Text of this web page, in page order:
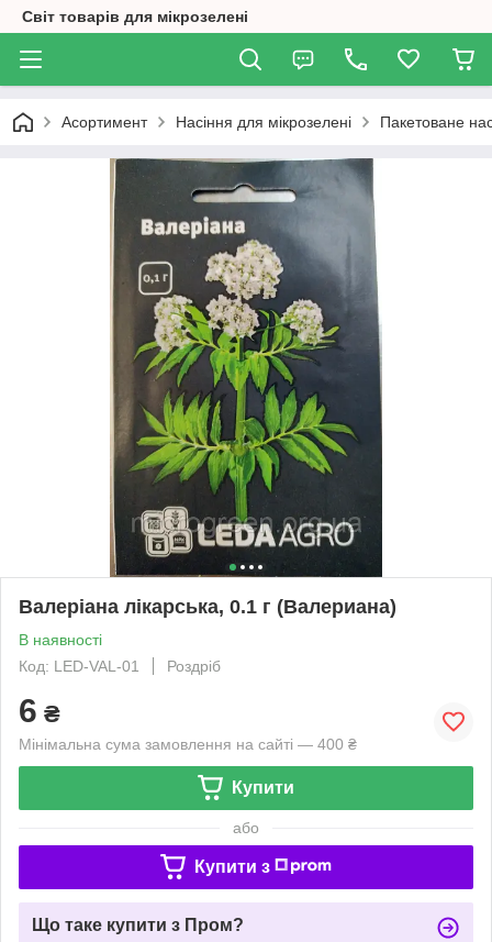
Світ товарів для мікрозелені
Асортимент Насіння для мікрозелені Пакетоване
Валеріана лікарська, 0.1 г (Валериана)
В наявності
Код: LED-VAL-01
Роздріб
6 ₴
Мінімальна сума замовлення на сайті — 400 ₴
Купити
або
Купити з
Що таке купити з Пром?